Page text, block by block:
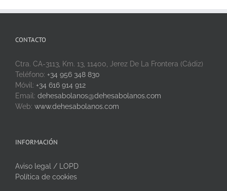
CONTACTO
Ctra. CA-3113, Km. 13, 11400, Jerez De La Frontera (Cádiz)
Teléfono: +34 956 348 830
Móvil: +34 616 914 912
Email: dehesabolanos@dehesabolanos.com
Web: www.dehesabolanos.com
INFORMACIÓN
Aviso legal / LOPD
Política de cookies